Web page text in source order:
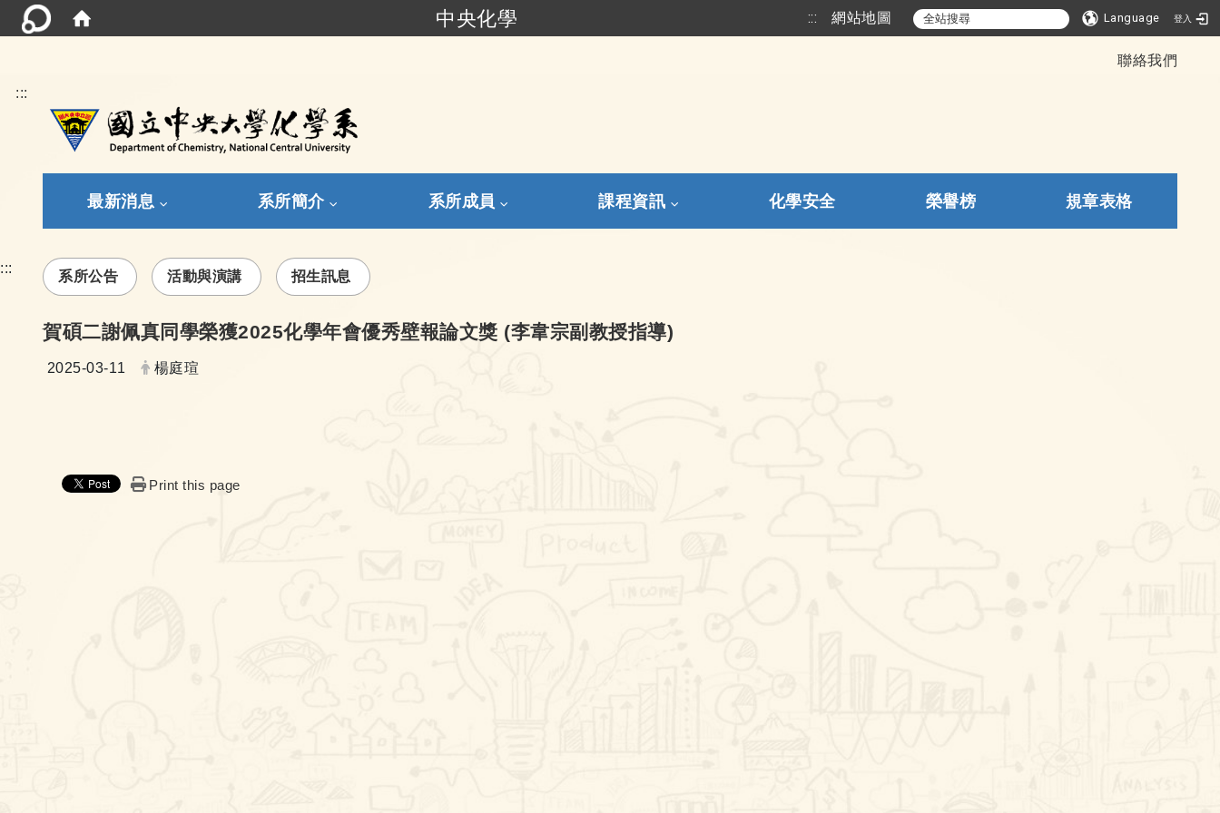
中央化學 ::: 網站地圖 Language 登入
聯絡我們
:::
最新消息 系所簡介 系所成員 課程資訊 化學安全 榮譽榜 規章表格
:::
系所公告 活動與演講 招生訊息
賀碩二謝佩真同學榮獲2025化學年會優秀壁報論文獎 (李韋宗副教授指導)
日期：
2025-03-11 發布者：
楊庭瑄
Print this page